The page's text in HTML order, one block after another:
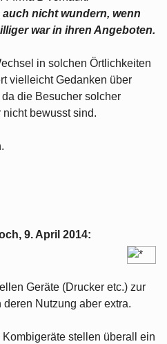
nicht wundern, wenn
war in ihren Angeboten.
in solchen Örtlichkeiten
vielleicht Gedanken über
die Besucher solcher
bewusst sind.
9. April 2014:
Geräte (Drucker etc.) zur
Nutzung aber extra.
stellen überall ein